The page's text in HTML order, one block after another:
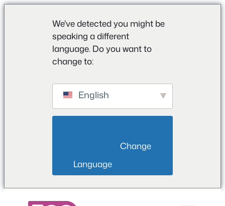
We've detected you might be
speaking a different
language. Do you want to
change to:
English
Language